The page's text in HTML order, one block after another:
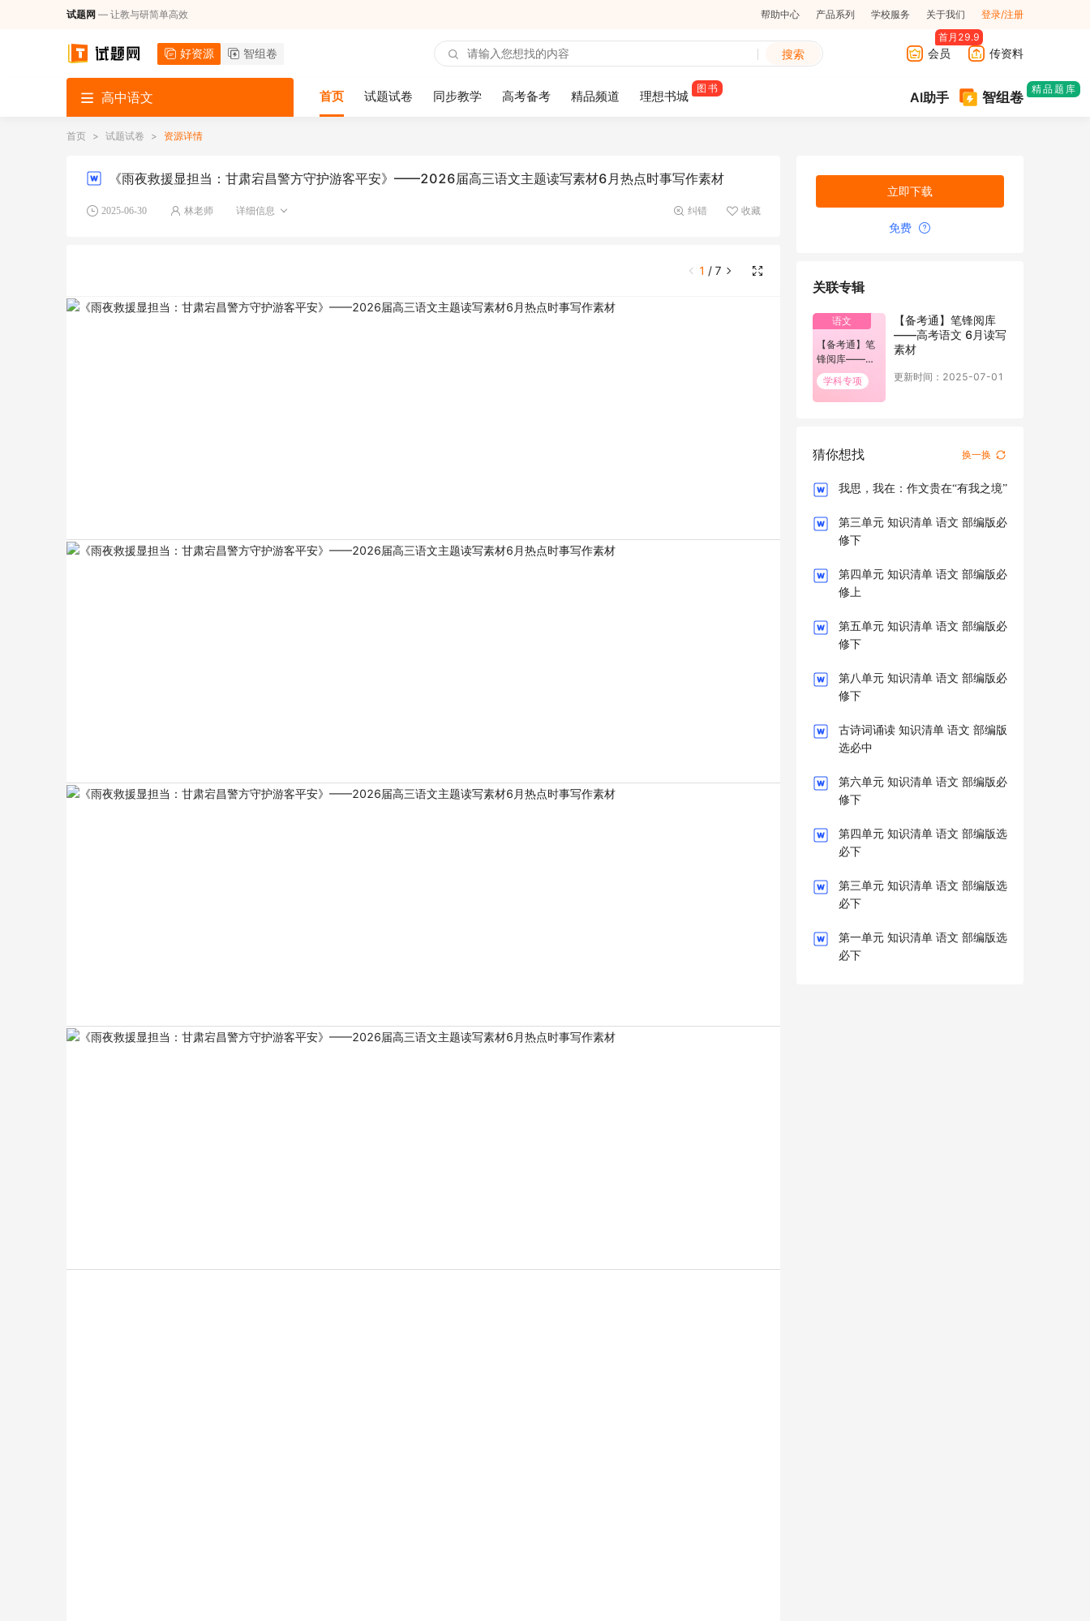
试题网 — 让教与研简单高效 帮助中心 产品系列 学校服务 关于我们 登录/注册
好资源 智组卷 搜索 会员
首月29.9
传资料
高中语文 首页 试题试卷 同步教学 高考备考 精品频道 理想书城 图书
AI助手 智组卷
精品题库
首页 > 试题试卷 > 资源详情
《雨夜救援显担当：甘肃宕昌警方守护游客平安》——2026届高三语文主题读写素材6月热点时事写作素材
2025-06-30 林老师 详细信息 纠错 收藏
1 / 7
立即下载
免费
关联专辑
语文
【备考通】笔
锋阅库——高
考语文 6月读
写素材
学科专项
【备考通】笔锋阅库
——高考语文 6月读写
素材
更新时间：2025-07-01
猜你想找 换一换
我思，我在：作文贵在“有我之境”
第三单元 知识清单 语文 部编版必
修下
第四单元 知识清单 语文 部编版必
修上
第五单元 知识清单 语文 部编版必
修下
第八单元 知识清单 语文 部编版必
修下
古诗词诵读 知识清单 语文 部编版
选必中
第六单元 知识清单 语文 部编版必
修下
第四单元 知识清单 语文 部编版选
必下
第三单元 知识清单 语文 部编版选
必下
第一单元 知识清单 语文 部编版选
必下